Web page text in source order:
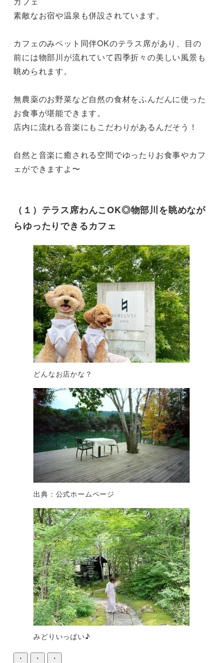
素敵なお宿や温泉も併設されています。
カフェのみペット同伴OKのテラス席があり、目の
前には物部川が流れていて四季折々の美しい風景も
眺められます。
無農薬のお野菜など自然の食材をふんだんに使った
お食事が堪能できます。
店内に流れる音楽にもこだわりがあるんだそう！
自然と音楽に癒される空間でゆったりお食事やカフ
ェができますよ〜
（１）テラス席わんこOK◎物部川を眺めなが
らゆったりできるカフェ
どんなお店かな？
出典：公式ホームページ
みどりいっぱい♪
・ ・ ・